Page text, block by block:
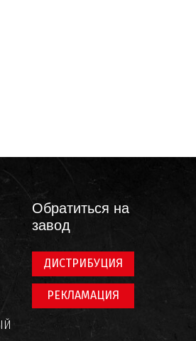
Обратиться на
завод
ДИСТРИБУЦИЯ
РЕКЛАМАЦИЯ